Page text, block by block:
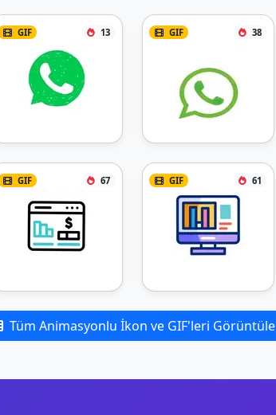
GIF 13 GIF 38
GIF 67 GIF 61
Tüm Animasyonlu İkon ve GIF'leri Görüntüle